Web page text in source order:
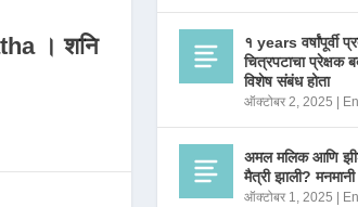
। शनि
१ years वर्षांपूर्वी
चित्रपटाचा प्रेक्षक
विशेष संबंध होता
ऑक्टोबर 2, 2025
अमल मलिक आणि
मैत्री झाली?
ऑक्टोबर 1, 2025